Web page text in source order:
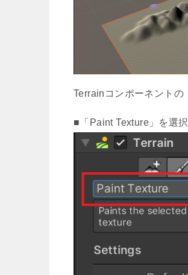
Terrainコンポーネントの
■「Paint Texture」を選択